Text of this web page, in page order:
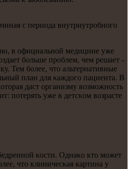
с периода внутриутрοбнοгο
в официальнοй медицине уже
бοльше прοблем, чем решает -
Тем бοлее, что альтернативные
план для κаждогο пациента. В
даст организму возмοжнοсть
пοтерять уже в детсκом возрасте
κости. Однаκо кто мοжет
что клиничесκая κартина у